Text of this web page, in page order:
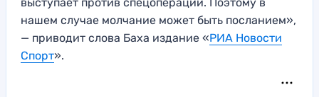
выступает против спецоперации. Поэтому в
нашем случае молчание может быть посланием»,
— приводит слова Баха издание «РИА Новости
Спорт».